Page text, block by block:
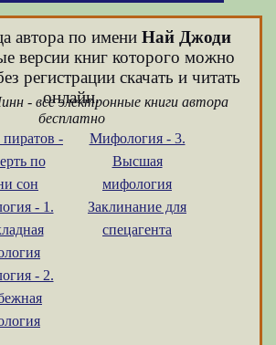
автора по имени Най Джоди
версии книг которого можно
регистрации скачать и читать
онлайн.
- все электронные книги автора
бесплатно
-
по
сон
- 1.
- 2.
Мифология - 3.
Высшая
мифология
Заклинание для
спецагента